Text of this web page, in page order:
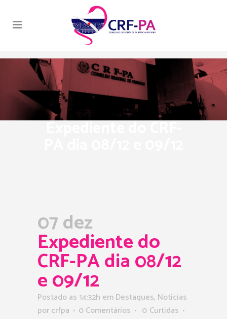
Expediente do CRF-
07 dez
Expediente do
CRF-PA dia 08/12
e 09/12
Postado as 14:32h emDestaques, Notícias
porcrfpa 0 Comentários 0 Curtidas